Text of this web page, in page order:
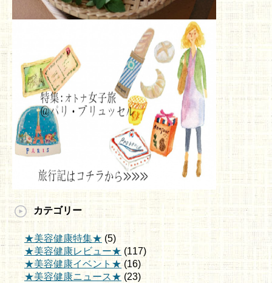
カテゴリー
★美容健康特集★ (5)
★美容健康レビュー★ (117)
★美容健康イベント★(16)
★美容健康ニュース★ (23)